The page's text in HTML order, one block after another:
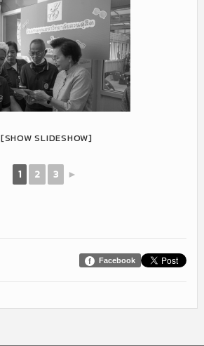
[SHOW SLIDESHOW]
1 2 3 ►
Facebook